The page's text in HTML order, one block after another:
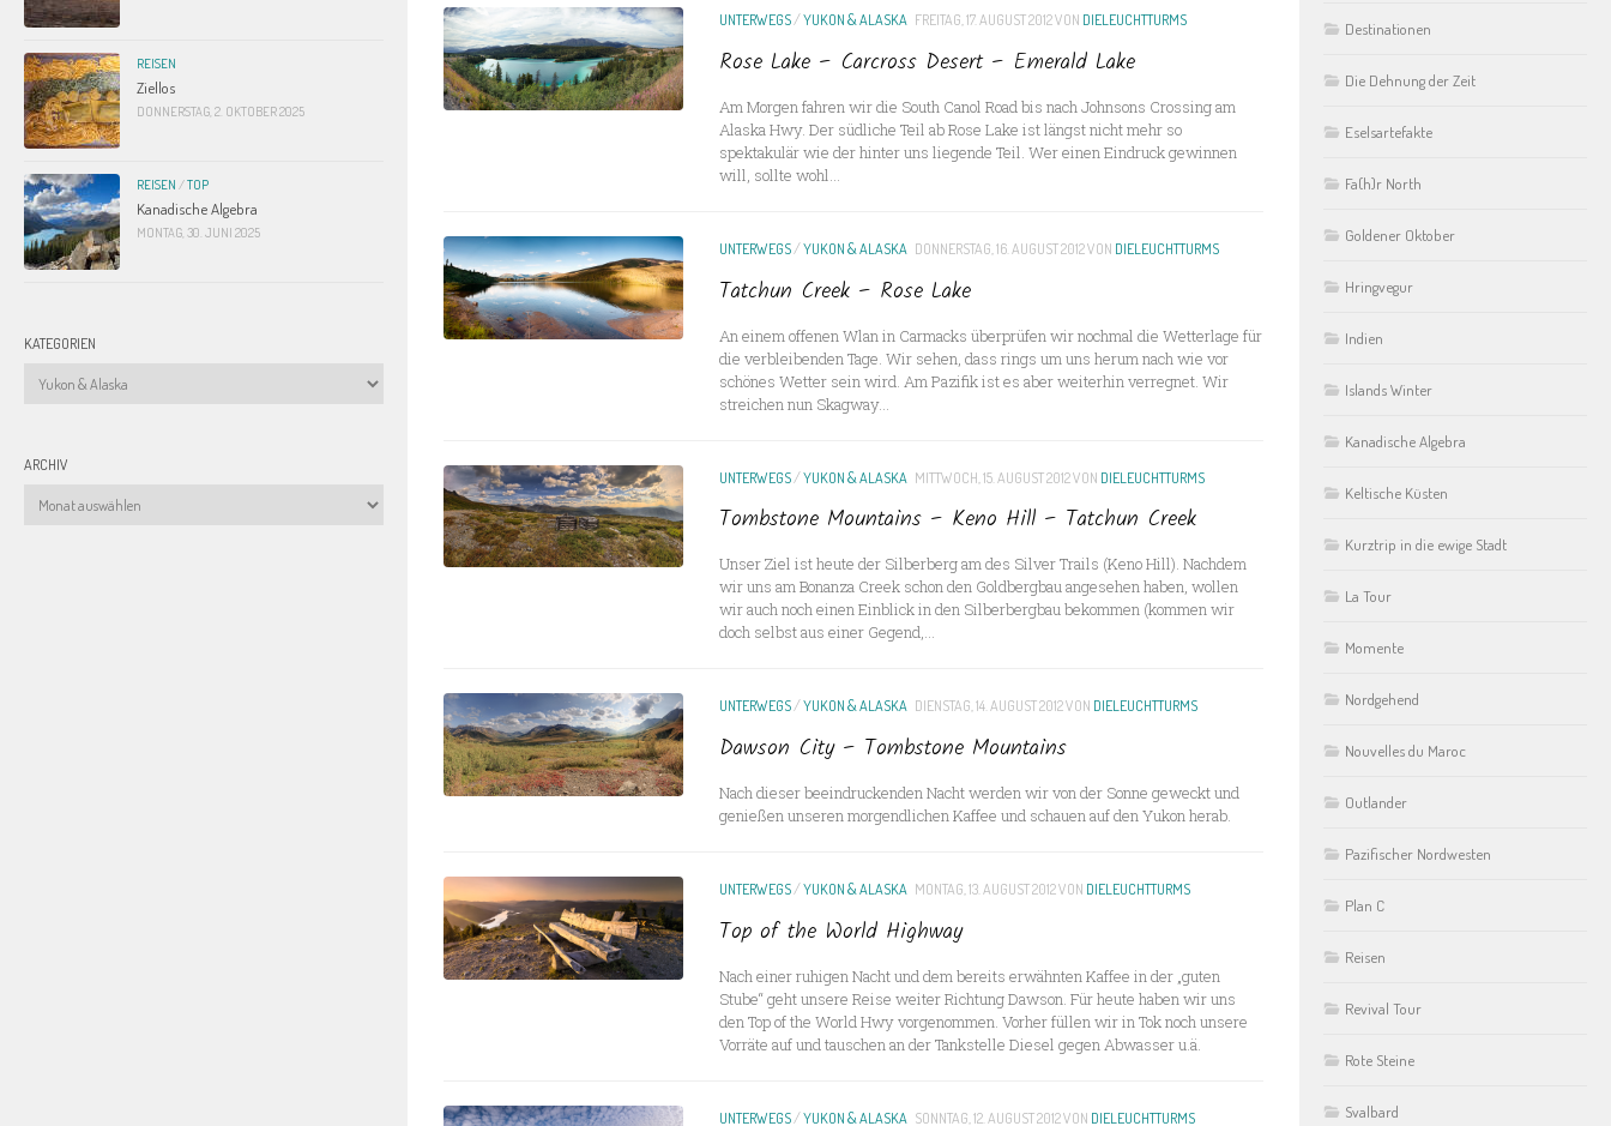
UNTERWEGS/YUKON & ALASKA FREITAG, 17. AUGUST 2012VON DIELEUCHTTURMS
Rose Lake – Carcross Desert – Emerald Lake
Am Morgen fahren wir die South Canol Road bis nach Johnsons Crossing am
Alaska Hwy. Der südliche Teil ab Rose Lake ist längst nicht mehr so
spektakulär wie der hinter uns liegende Teil. Wer einen Eindruck gewinnen
will, sollte wohl...
UNTERWEGS/YUKON & ALASKA DONNERSTAG, 16. AUGUST 2012VON DIELEUCHTTURMS
Tatchun Creek – Rose Lake
An einem offenen Wlan in Carmacks überprüfen wir nochmal die Wetterlage für
die verbleibenden Tage. Wir sehen, dass rings um uns herum nach wie vor
schönes Wetter sein wird. Am Pazifik ist es aber weiterhin verregnet. Wir
streichen nun Skagway...
UNTERWEGS/YUKON & ALASKA MITTWOCH, 15. AUGUST 2012VON DIELEUCHTTURMS
Tombstone Mountains – Keno Hill – Tatchun Creek
Unser Ziel ist heute der Silberberg am des Silver Trails (Keno Hill). Nachdem
wir uns am Bonanza Creek schon den Goldbergbau angesehen haben, wollen
wir auch noch einen Einblick in den Silberbergbau bekommen (kommen wir
doch selbst aus einer Gegend,...
UNTERWEGS/YUKON & ALASKA DIENSTAG, 14. AUGUST 2012VON DIELEUCHTTURMS
Dawson City – Tombstone Mountains
Nach dieser beeindruckenden Nacht werden wir von der Sonne geweckt und
genießen unseren morgendlichen Kaffee und schauen auf den Yukon herab.
UNTERWEGS/YUKON & ALASKA MONTAG, 13. AUGUST 2012VON DIELEUCHTTURMS
Top of the World Highway
Nach einer ruhigen Nacht und dem bereits erwähnten Kaffee in der „guten
Stube“ geht unsere Reise weiter Richtung Dawson. Für heute haben wir uns
den Top of the World Hwy vorgenommen. Vorher füllen wir in Tok noch unsere
Vorräte auf und tauschen an der Tankstelle Diesel gegen Abwasser u.ä.
UNTERWEGS/YUKON & ALASKA SONNTAG, 12. AUGUST 2012VON DIELEUCHTTURMS
REISEN
Ziellos
DONNERSTAG, 2. OKTOBER 2025
REISEN /TOP
Kanadische Algebra
MONTAG, 30. JUNI 2025
KATEGORIEN
Kategorien
ARCHIV
Archiv
Destinationen
Die Dehnung der Zeit
Eselsartefakte
Fa(h)r North
Goldener Oktober
Hringvegur
Indien
Islands Winter
Kanadische Algebra
Keltische Küsten
Kurztrip in die ewige Stadt
La Tour
Momente
Nordgehend
Nouvelles du Maroc
Outlander
Pazifischer Nordwesten
Plan C
Reisen
Revival Tour
Rote Steine
Svalbard